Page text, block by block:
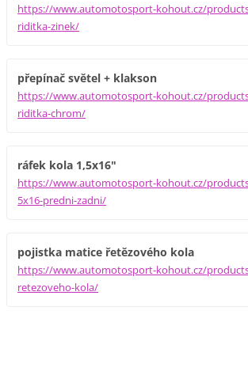
https://www.automotosport-kohout.cz/
riditka-zinek/
přepínač světel + klakson
https://www.automotosport-kohout.cz/
riditka-chrom/
ráfek kola 1,5x16"
https://www.automotosport-kohout.cz/
5x16-predni-zadni/
pojistka matice řetězového kola
https://www.automotosport-kohout.cz/
retezoveho-kola/